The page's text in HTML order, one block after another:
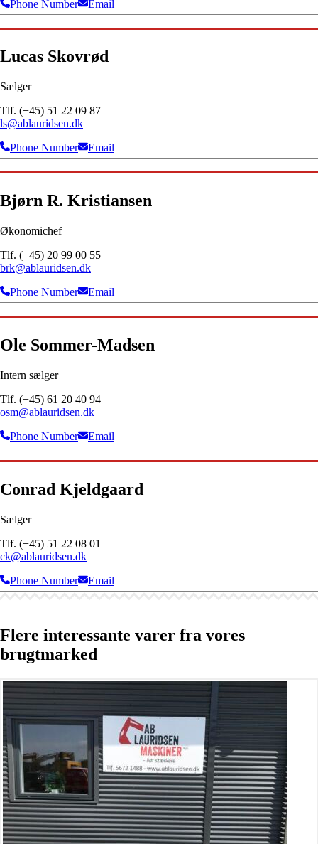
Phone Number
Email
Lucas Skovrød
Sælger
Tlf. (+45) 51 22 09 87
ls@ablauridsen.dk
Phone Number
Email
Bjørn R. Kristiansen
Økonomichef
Tlf. (+45) 20 99 00 55
brk@ablauridsen.dk
Phone Number
Email
Ole Sommer-Madsen
Intern sælger
Tlf. (+45) 61 20 40 94
osm@ablauridsen.dk
Phone Number
Email
Conrad Kjeldgaard
Sælger
Tlf. (+45) 51 22 08 01
ck@ablauridsen.dk
Phone Number
Email
Flere interessante varer fra vores
brugtmarked